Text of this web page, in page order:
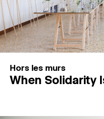
Hors les murs
When Solidarity